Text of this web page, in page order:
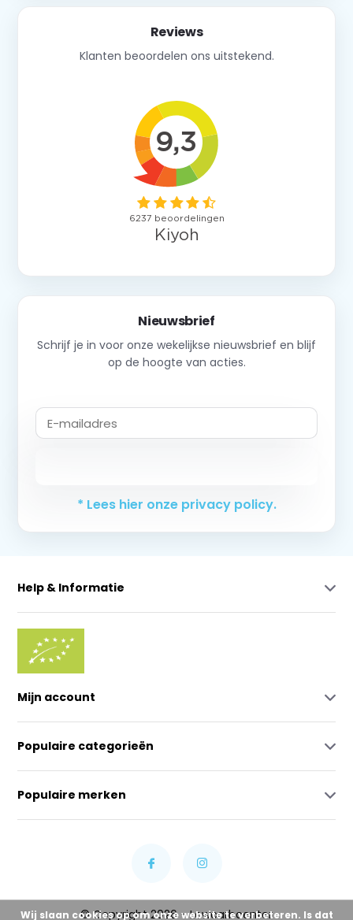
Reviews
Klanten beoordelen ons uitstekend.
Nieuwsbrief
Schrijf je in voor onze wekelijkse nieuwsbrief en blijf
op de hoogte van acties.
* Lees hier onze privacy policy.
Help & Informatie
Mijn account
Populaire categorieën
Populaire merken
© Copyright 2026 - Lowcarbcenter
Wij slaan cookies op om onze website te verbeteren. Is dat